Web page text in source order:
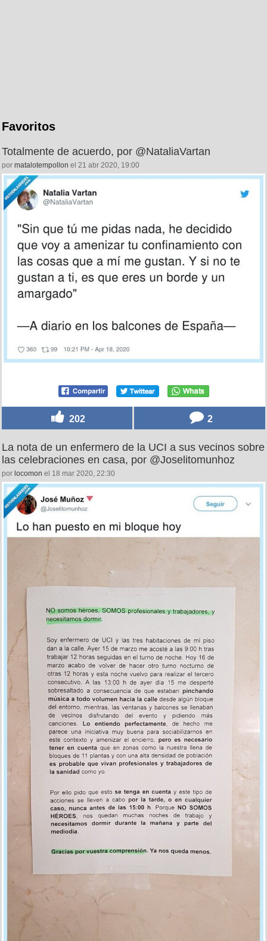
Favoritos
Totalmente de acuerdo, por @NataliaVartan
por matalotempollon el 21 abr 2020, 19:00
202 2
La nota de un enfermero de la UCI a sus vecinos sobre
las celebraciones en casa, por @Joselitomunhoz
por locomon el 18 mar 2020, 22:30